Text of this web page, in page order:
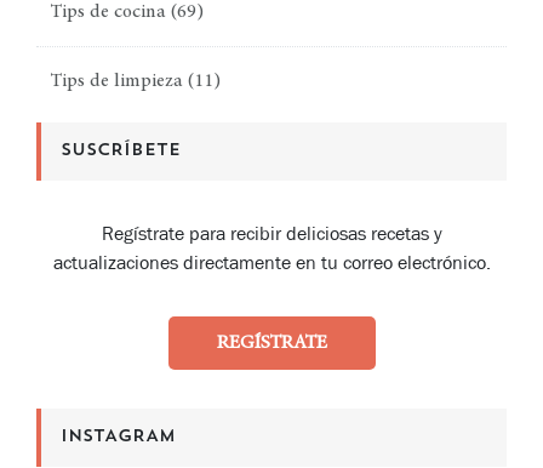
Tips de cocina (69)
Tips de limpieza (11)
SUSCRÍBETE
Regístrate para recibir deliciosas recetas y
actualizaciones directamente en tu correo electrónico.
REGÍSTRATE
INSTAGRAM